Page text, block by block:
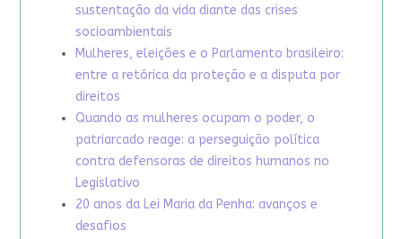
sustentação da vida diante das crises
socioambientais
Mulheres, eleições e o Parlamento brasileiro:
entre a retórica da proteção e a disputa por
direitos
Quando as mulheres ocupam o poder, o
patriarcado reage: a perseguição política
contra defensoras de direitos humanos no
Legislativo
20 anos da Lei Maria da Penha: avanços e
desafios